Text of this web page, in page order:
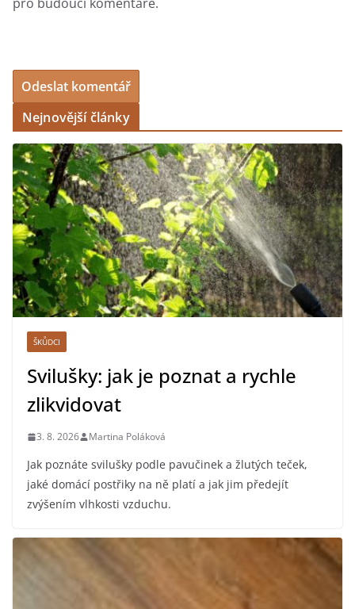
pro budoucí komentáře.
Nejnovější články
ŠKŮDCI
Svilušky: jak je poznat a rychle
zlikvidovat
3. 8. 2026 Martina Poláková
Jak poznáte svilušky podle pavučinek a žlutých teček,
jaké domácí postřiky na ně platí a jak jim předejít
zvýšením vlhkosti vzduchu.